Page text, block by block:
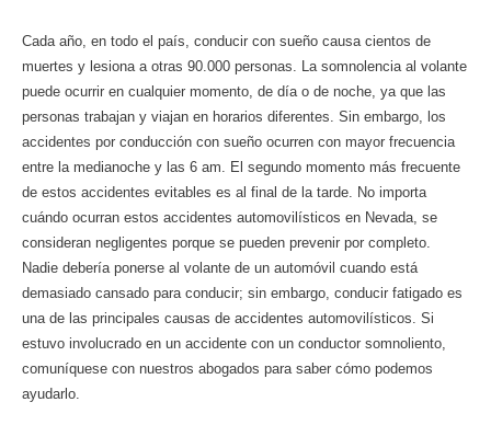
Cada año, en todo el país, conducir con sueño causa cientos de
muertes y lesiona a otras 90.000 personas. La somnolencia al volante
puede ocurrir en cualquier momento, de día o de noche, ya que las
personas trabajan y viajan en horarios diferentes. Sin embargo, los
accidentes por conducción con sueño ocurren con mayor frecuencia
entre la medianoche y las 6 am. El segundo momento más frecuente
de estos accidentes evitables es al final de la tarde. No importa
cuándo ocurran estos accidentes automovilísticos en Nevada, se
consideran negligentes porque se pueden prevenir por completo.
Nadie debería ponerse al volante de un automóvil cuando está
demasiado cansado para conducir; sin embargo, conducir fatigado es
una de las principales causas de accidentes automovilísticos. Si
estuvo involucrado en un accidente con un conductor somnoliento,
comuníquese con nuestros abogados para saber cómo podemos
ayudarlo.